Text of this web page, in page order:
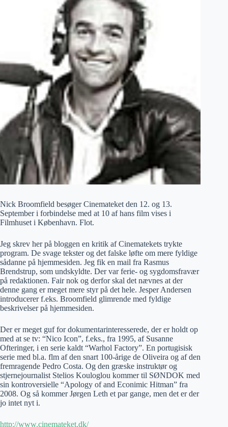
Nick Broomfield besøger Cinemateket den 12. og 13.
September i forbindelse med at 10 af hans film vises i
Filmhuset i København. Flot.
Jeg skrev her på bloggen en kritik af Cinematekets trykte
program. De svage tekster og det falske løfte om mere fyldige
sådanne på hjemmesiden. Jeg fik en mail fra Rasmus
Brendstrup, som undskyldte. Der var ferie- og sygdomsfravær
på redaktionen. Fair nok og derfor skal det nævnes at der
denne gang er meget mere styr på det hele. Jesper Andersen
introducerer f.eks. Broomfield glimrende med fyldige
beskrivelser på hjemmesiden.
Der er meget guf for dokumentarinteresserede, der er holdt op
med at se tv: “Nico Icon”, f.eks., fra 1995, af Susanne
Ofteringer, i en serie kaldt “Warhol Factory”. En portugisisk
serie med bl.a. flm af den snart 100-årige de Oliveira og af den
fremragende Pedro Costa. Og den græske instruktør og
stjernejournalist Stelios Kouloglou kommer til SØNDOK med
sin kontroversielle “Apology of and Econimic Hitman” fra
2008. Og så kommer Jørgen Leth et par gange, men det er der
jo intet nyt i.
http://www.cinemateket.dk/